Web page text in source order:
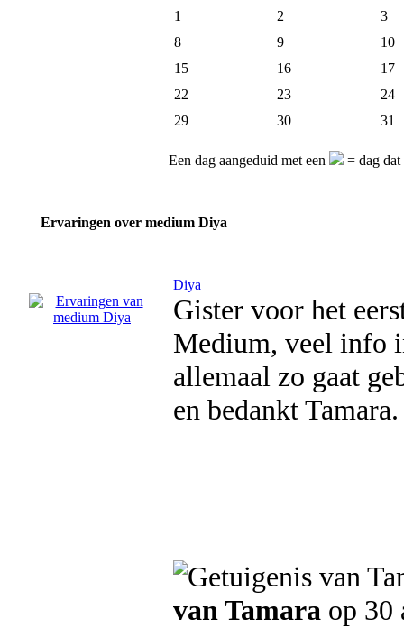
1
2
3
8
9
10
15
16
17
22
23
24
29
30 31
Een dag aangeduid met een = dag
Ervaringen over medium Diya
Diya
Gister voor het
Medium, veel info
allemaal zo gaat
en bedankt Tamara.
van Tamara op 30